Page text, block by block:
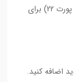
در قسمت “Port”، یک پورت جدید (غیر از پورت 22) برای
اضافه کنید.